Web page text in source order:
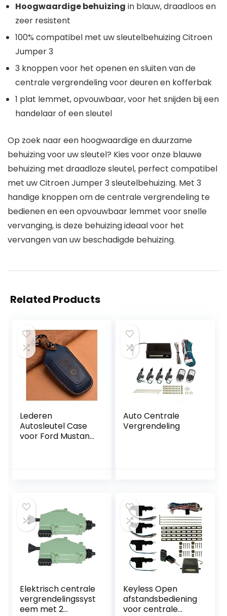
Hoogwaardige behuizing in blauw, draadloos en
zeer resistent
100% compatibel met uw sleutelbehuizing Citroen
Jumper 3
3 knoppen voor het openen en sluiten van de
centrale vergrendeling voor deuren en kofferbak
1 plat lemmet, opvouwbaar, voor het snijden bij een
handelaar of een sleutel
Op zoek naar een hoogwaardige en duurzame
behuizing voor uw sleutel? Kies voor onze blauwe
behuizing met draadloze sleutel, perfect compatibel
met uw Citroen Jumper 3 sleutelbehuizing. Met 3
handige knoppen om de centrale vergrendeling te
bedienen en een opvouwbaar lemmet voor snelle
vervanging, is deze behuizing ideaal voor het
vervangen van uw beschadigde behuizing.
Related Products
Lederen
Autosleutel Case
voor Ford Mustang
Auto Centrale
Vergrendeling
Elektrisch centrale
vergrendelingssyst
eem met 2
Keyless Open
afstandsbediening
voor centrale